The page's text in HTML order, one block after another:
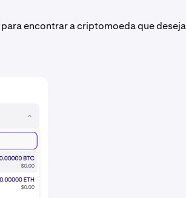
encontrar a criptomoeda que